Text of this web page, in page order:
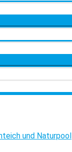
und Naturpool